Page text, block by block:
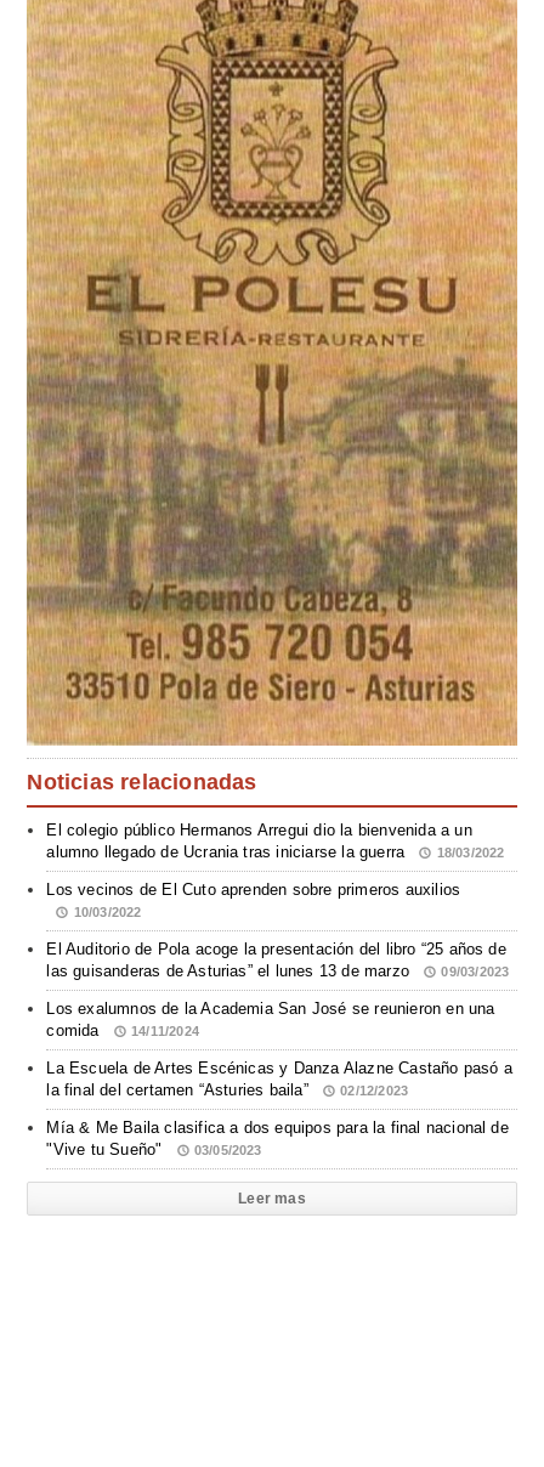
Noticias relacionadas
El colegio público Hermanos Arregui dio la bienvenida a un
alumno llegado de Ucrania tras iniciarse la guerra
18/03/2022
Los vecinos de El Cuto aprenden sobre primeros auxilios
10/03/2022
El Auditorio de Pola acoge la presentación del libro “25 años de
las guisanderas de Asturias” el lunes 13 de marzo
09/03/2023
Los exalumnos de la Academia San José se reunieron en una
comida
14/11/2024
La Escuela de Artes Escénicas y Danza Alazne Castaño pasó a
la final del certamen “Asturies baila”
02/12/2023
Mía & Me Baila clasifica a dos equipos para la final nacional de
"Vive tu Sueño"
03/05/2023
Leer mas